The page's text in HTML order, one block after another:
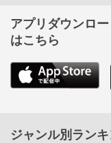
アプリダウンロー
はこちら
ジャンル別ラン